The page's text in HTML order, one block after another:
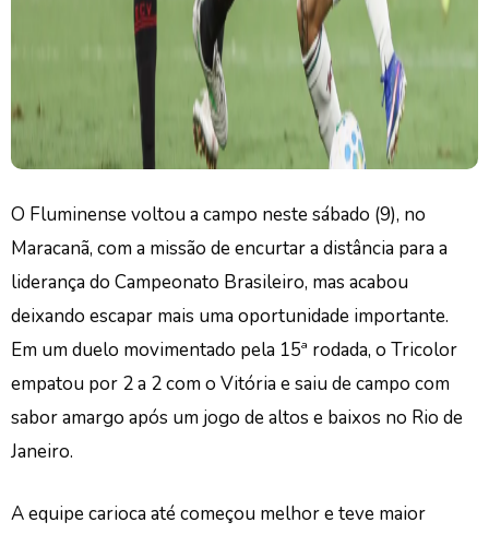
O Fluminense voltou a campo neste sábado (9), no
Maracanã, com a missão de encurtar a distância para a
liderança do Campeonato Brasileiro, mas acabou
deixando escapar mais uma oportunidade importante.
Em um duelo movimentado pela 15ª rodada, o Tricolor
empatou por 2 a 2 com o Vitória e saiu de campo com
sabor amargo após um jogo de altos e baixos no Rio de
Janeiro.
A equipe carioca até começou melhor e teve maior